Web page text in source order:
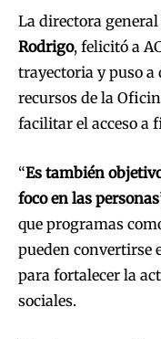
La directora general
Rodrigo, felicitó a
trayectoria y puso a
recursos de la
facilitar el acceso a
“Es también
foco en las personas
que programas
pueden convertirse
para fortalecer la
sociales.